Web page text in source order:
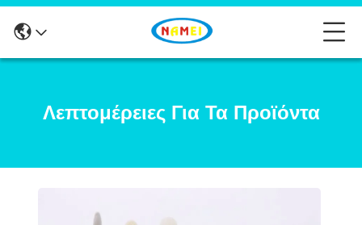
Λεπτομέρειες Για Τα Προϊόντα